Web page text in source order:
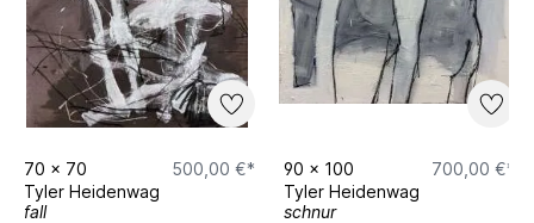
70 x 70
500,00 €*
Tyler Heidenwag
fall
90 x 100
700,00 €*
Tyler Heidenwag
schnur